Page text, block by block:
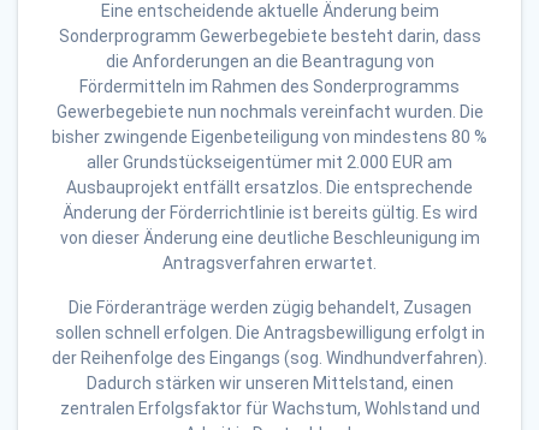
Eine entscheidende aktuelle Änderung beim
Sonderprogramm Gewerbegebiete besteht darin, dass
die Anforderungen an die Beantragung von
Fördermitteln im Rahmen des Sonderprogramms
Gewerbegebiete nun nochmals vereinfacht wurden. Die
bisher zwingende Eigenbeteiligung von mindestens 80 %
aller Grundstückseigentümer mit 2.000 EUR am
Ausbauprojekt entfällt ersatzlos. Die entsprechende
Änderung der Förderrichtlinie ist bereits gültig. Es wird
von dieser Änderung eine deutliche Beschleunigung im
Antragsverfahren erwartet.
Die Förderanträge werden zügig behandelt, Zusagen
sollen schnell erfolgen. Die Antragsbewilligung erfolgt in
der Reihenfolge des Eingangs (sog. Windhundverfahren).
Dadurch stärken wir unseren Mittelstand, einen
zentralen Erfolgsfaktor für Wachstum, Wohlstand und